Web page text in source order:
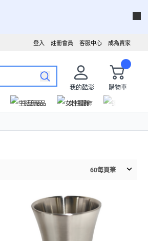
成為賣家
客服中心
註冊會員
登入
我的酷澎
購物車
生活用品 女性服飾
60每頁筆